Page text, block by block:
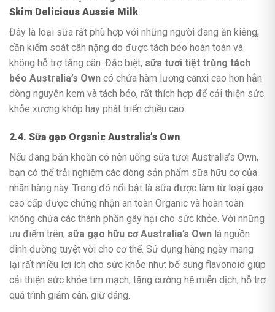
Skim Delicious Aussie Milk
Đây là loại sữa rất phù hợp với những người đang ăn kiêng,
cần kiểm soát cân nặng do được tách béo hoàn toàn và
không hỗ trợ tăng cân. Đặc biệt, sữa tươi tiệt trùng tách
béo Australia’s Own có chứa hàm lượng canxi cao hơn hẳn
dòng nguyên kem và tách béo, rất thích hợp để cải thiện sức
khỏe xương khớp hay phát triển chiều cao.
2.4. Sữa gạo Organic Australia’s Own
Nếu đang băn khoăn có nên uống sữa tươi Australia’s Own,
bạn có thể trải nghiệm các dòng sản phẩm sữa hữu cơ của
nhãn hàng này. Trong đó nổi bật là sữa được làm từ loại gạo
cao cấp được chứng nhận an toàn Organic và hoàn toàn
không chứa các thành phần gây hại cho sức khỏe. Với những
ưu điểm trên, sữa gạo hữu cơ Australia’s Own là nguồn
dinh dưỡng tuyệt vời cho cơ thể. Sử dụng hàng ngày mang
lại rất nhiều lợi ích cho sức khỏe như: bổ sung flavonoid giúp
cải thiện sức khỏe tim mạch, tăng cường hệ miễn dịch, hỗ trợ
quá trình giảm cân, giữ dáng.